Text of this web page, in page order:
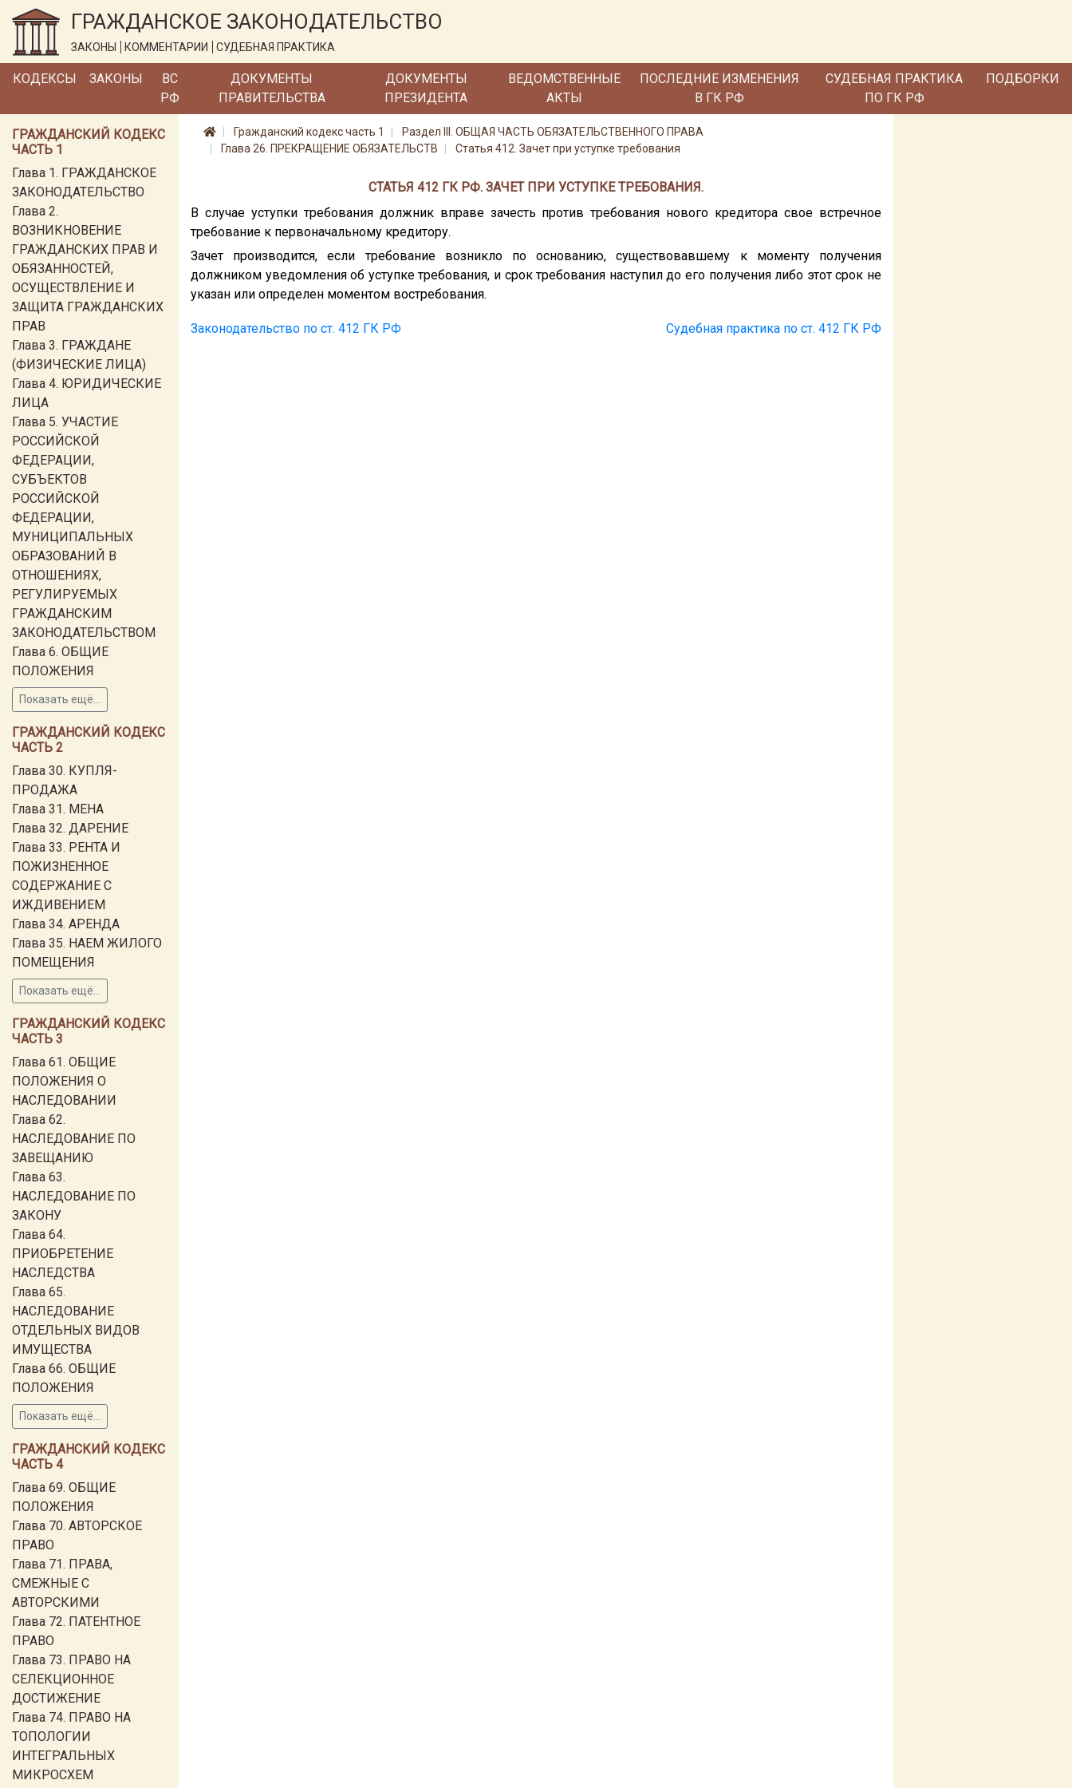
ГРАЖДАНСКОЕ ЗАКОНОДАТЕЛЬСТВО
ЗАКОНЫ КОММЕНТАРИИ СУДЕБНАЯ ПРАКТИКА
КОДЕКСЫ ЗАКОНЫ
ВС
РФ
ДОКУМЕНТЫ
ПРАВИТЕЛЬСТВА
ДОКУМЕНТЫ
ПРЕЗИДЕНТА
ВЕДОМСТВЕННЫЕ
АКТЫ
ПОСЛЕДНИЕ ИЗМЕНЕНИЯ
В ГК РФ
СУДЕБНАЯ ПРАКТИКА
ПО ГК РФ
ПОДБОРКИ
ГРАЖДАНСКИЙ КОДЕКС
ЧАСТЬ 1
Глава 1. ГРАЖДАНСКОЕ
ЗАКОНОДАТЕЛЬСТВО
Глава 2.
ВОЗНИКНОВЕНИЕ
ГРАЖДАНСКИХ ПРАВ И
ОБЯЗАННОСТЕЙ,
ОСУЩЕСТВЛЕНИЕ И
ЗАЩИТА ГРАЖДАНСКИХ
ПРАВ
Глава 3. ГРАЖДАНЕ
(ФИЗИЧЕСКИЕ ЛИЦА)
Глава 4. ЮРИДИЧЕСКИЕ
ЛИЦА
Глава 5. УЧАСТИЕ
РОССИЙСКОЙ
ФЕДЕРАЦИИ,
СУБЪЕКТОВ
РОССИЙСКОЙ
ФЕДЕРАЦИИ,
МУНИЦИПАЛЬНЫХ
ОБРАЗОВАНИЙ В
ОТНОШЕНИЯХ,
РЕГУЛИРУЕМЫХ
ГРАЖДАНСКИМ
ЗАКОНОДАТЕЛЬСТВОМ
Глава 6. ОБЩИЕ
ПОЛОЖЕНИЯ
Показать ещё...
ГРАЖДАНСКИЙ КОДЕКС
ЧАСТЬ 2
Глава 30. КУПЛЯ-
ПРОДАЖА
Глава 31. МЕНА
Глава 32. ДАРЕНИЕ
Глава 33. РЕНТА И
ПОЖИЗНЕННОЕ
СОДЕРЖАНИЕ С
ИЖДИВЕНИЕМ
Глава 34. АРЕНДА
Глава 35. НАЕМ ЖИЛОГО
ПОМЕЩЕНИЯ
Показать ещё...
ГРАЖДАНСКИЙ КОДЕКС
ЧАСТЬ 3
Глава 61. ОБЩИЕ
ПОЛОЖЕНИЯ О
НАСЛЕДОВАНИИ
Глава 62.
НАСЛЕДОВАНИЕ ПО
ЗАВЕЩАНИЮ
Глава 63.
НАСЛЕДОВАНИЕ ПО
ЗАКОНУ
Глава 64.
ПРИОБРЕТЕНИЕ
НАСЛЕДСТВА
Глава 65.
НАСЛЕДОВАНИЕ
ОТДЕЛЬНЫХ ВИДОВ
ИМУЩЕСТВА
Глава 66. ОБЩИЕ
ПОЛОЖЕНИЯ
Показать ещё...
ГРАЖДАНСКИЙ КОДЕКС
ЧАСТЬ 4
Глава 69. ОБЩИЕ
ПОЛОЖЕНИЯ
Глава 70. АВТОРСКОЕ
ПРАВО
Глава 71. ПРАВА,
СМЕЖНЫЕ С
АВТОРСКИМИ
Глава 72. ПАТЕНТНОЕ
ПРАВО
Глава 73. ПРАВО НА
СЕЛЕКЦИОННОЕ
ДОСТИЖЕНИЕ
Глава 74. ПРАВО НА
ТОПОЛОГИИ
ИНТЕГРАЛЬНЫХ
МИКРОСХЕМ
Гражданский кодекс часть 1
Раздел III. ОБЩАЯ ЧАСТЬ ОБЯЗАТЕЛЬСТВЕННОГО ПРАВА
Глава 26. ПРЕКРАЩЕНИЕ ОБЯЗАТЕЛЬСТВ
Статья 412. Зачет при уступке требования
СТАТЬЯ 412 ГК РФ. ЗАЧЕТ ПРИ УСТУПКЕ ТРЕБОВАНИЯ.
В случае уступки требования должник вправе зачесть против требования нового кредитора свое встречное
требование к первоначальному кредитору.
Зачет производится, если требование возникло по основанию, существовавшему к моменту получения
должником уведомления об уступке требования, и срок требования наступил до его получения либо этот срок не
указан или определен моментом востребования.
Законодательство по ст. 412 ГК РФ Судебная практика по ст. 412 ГК РФ